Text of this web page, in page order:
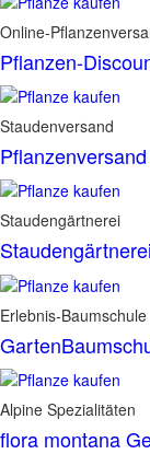
Online-
Pflanzen-
Staudenversand
Staudengärtnerei
Erlebnis-Baumschule
Alpine Spezialitäten
flora montana